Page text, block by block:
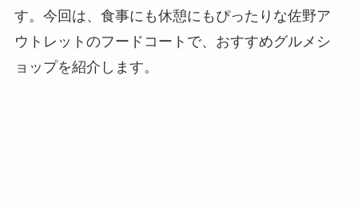
す。今回は、食事にも休憩にもぴったりな佐野ア
ウトレットのフードコートで、おすすめグルメシ
ョップを紹介します。